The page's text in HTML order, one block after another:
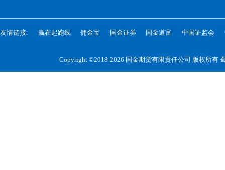
友情链接: 赢在起跑线 佣金宝 国金证券 国金道富 中国证监会
Copyright ©2018-2026 国金期货有限责任公司 版权所有